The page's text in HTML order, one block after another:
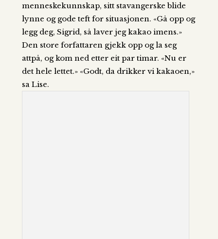
menneskekunnskap, sitt stavangerske blide
lynne og gode teft for situasjonen. «Gå opp og
legg deg, Sigrid, så laver jeg kakao imens.»
Den store forfattaren gjekk opp og la seg
attpå, og kom ned etter eit par timar. «Nu er
det hele lettet.» «Godt, da drikker vi kakaoen,»
sa Lise.